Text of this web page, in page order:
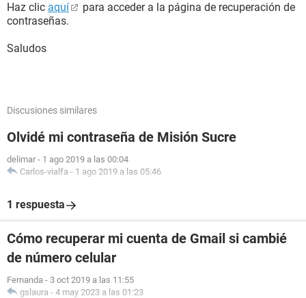
Haz clic aquí
para acceder a la página de recuperación de
contraseñas.
Saludos
Discusiones similares
Olvidé mi contraseña de Misión Sucre
delimar - 1 ago 2019 a las 00:04
Carlos-vialfa - 1 ago 2019 a las 05:46
1 respuesta
Cómo recuperar mi cuenta de Gmail si cambié
de número celular
Fernanda - 3 oct 2019 a las 11:55
gslaura - 4 may 2023 a las 01:23